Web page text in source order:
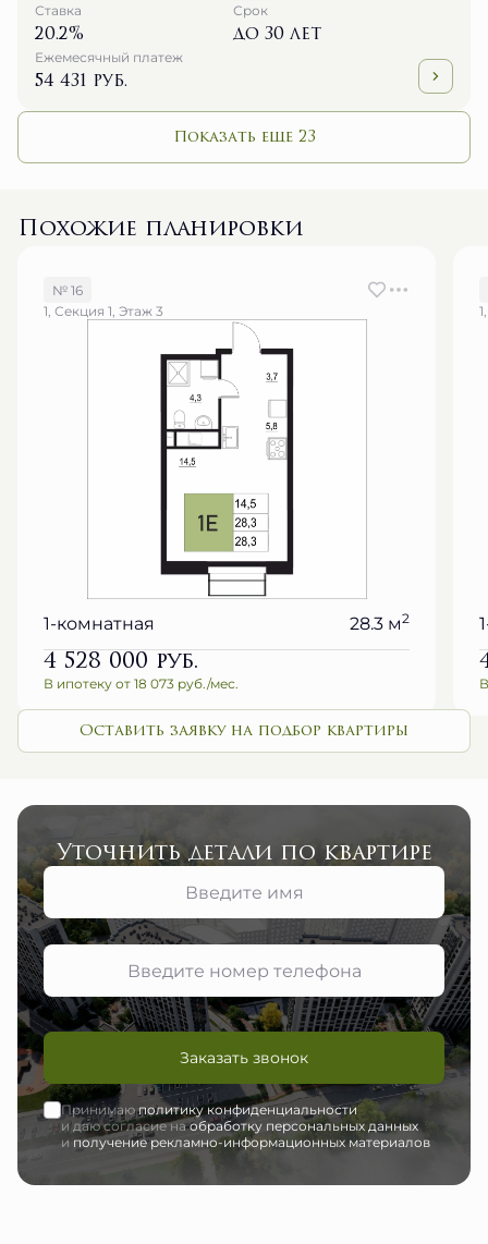
Ставка
20.2%
Срок
до 30 лет
Ежемесячный платеж
54 431 руб.
Показать еще 23
Похожие планировки
№ 16
1, Секция 1, Этаж 3
1-комнатная 28.3 м2
4 528 000руб.
В ипотеку от 18 073 руб./мес.
Оставить заявку на подбор квартиры
Уточнить детали по квартире
Заказать звонок
Принимаюполитику конфиденциальности
и даю согласие наобработку персональных данных
иполучение рекламно-информационных материалов